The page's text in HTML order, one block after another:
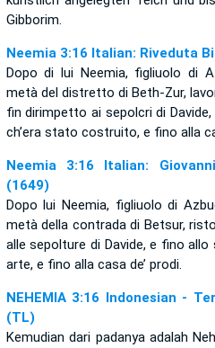
Gibborim.
Neemia 3:16 Italian: Riveduta
Dopo di lui Neemia, figliuolo di
metà del distretto di Beth-Zur,
fin dirimpetto ai sepolcri di
ch’era stato costruito, e fino alla
Neemia 3:16 Italian:
(1649)
Dopo lui Neemia, figliuolo di
metà della contrada di Betsur,
alle sepolture di Davide, e fino
arte, e fino alla casa de’ prodi.
NEHEMIA 3:16 Indonesian -
(TL)
Kemudian dari padanya adalah